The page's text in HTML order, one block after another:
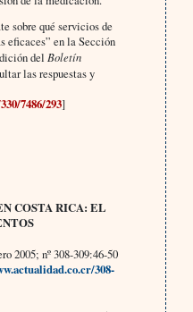
sobre qué servicios de
eficaces” en la Sección
del Boletín
las respuestas y
7486/293]
COSTA RICA: EL
2005; nº 308-309:46-50
308-